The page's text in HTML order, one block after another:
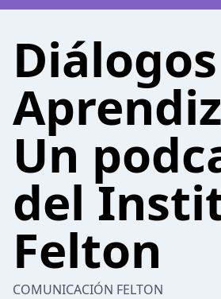
Un
del
Felton
COMUNICACIÓN FELTON